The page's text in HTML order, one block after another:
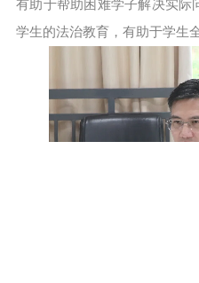
有助于帮助困难学子解决实际
学生的法治教育，有助于学生